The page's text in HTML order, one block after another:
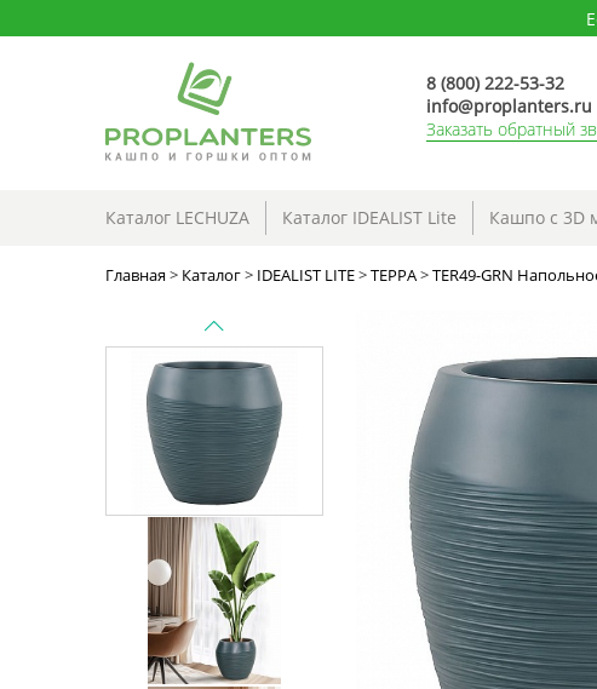
8 (800) 222-53-32
info@proplanters.ru
Заказать обратный
Каталог LECHUZA Каталог IDEALIST Lite Кашпо с 3D
Главная> Каталог> IDEALIST LITE>ТЕРРА>TER49-GRN